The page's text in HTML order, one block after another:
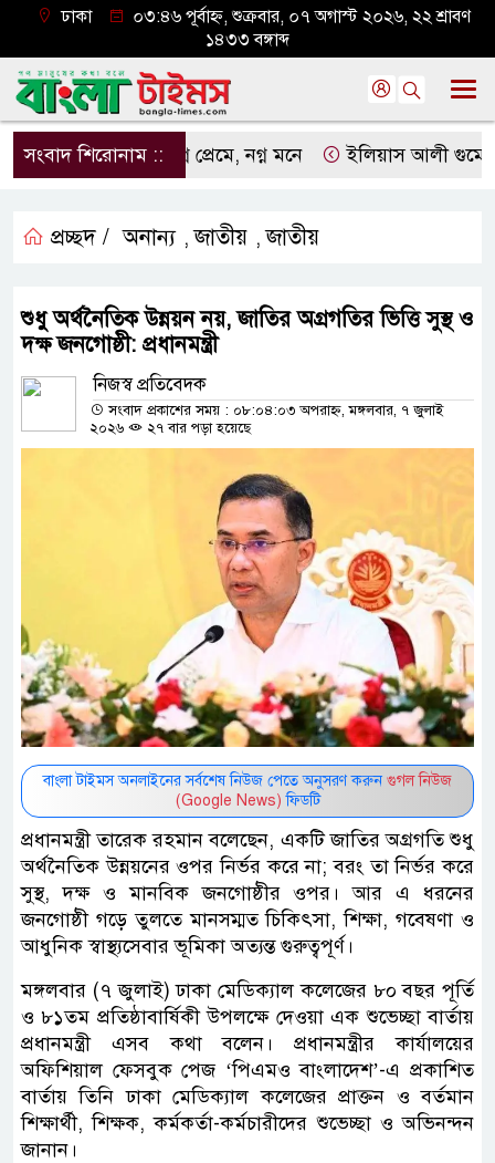
ঢাকা
০৩:৪৬ পূর্বাহ্ন, শুক্রবার, ০৭ অগাস্ট ২০২৬, ২২ শ্রাবণ
১৪৩৩ বঙ্গাব্দ
সংবাদ শিরোনাম ::নগ্ন প্রেমে, নগ্ন মনে ইলিয়াস আলী গুমের ঘটনা
প্রচ্ছদ / অনান্য ,জাতীয় ,জাতীয়
শুধু অর্থনৈতিক উন্নয়ন নয়, জাতির অগ্রগতির ভিত্তি সুস্থ ও
দক্ষ জনগোষ্ঠী: প্রধানমন্ত্রী
নিজস্ব প্রতিবেদক
সংবাদ প্রকাশের সময় : ০৮:০৪:০৩ অপরাহ্ন, মঙ্গলবার, ৭ জুলাই
২০২৬
২৭ বার পড়া হয়েছে
বাংলা টাইমস অনলাইনের সর্বশেষ নিউজ পেতে অনুসরণ করুন গুগল নিউজ
(Google News) ফিডটি
প্রধানমন্ত্রী তারেক রহমান বলেছেন, একটি জাতির অগ্রগতি শুধু
অর্থনৈতিক উন্নয়নের ওপর নির্ভর করে না; বরং তা নির্ভর করে
সুস্থ, দক্ষ ও মানবিক জনগোষ্ঠীর ওপর। আর এ ধরনের
জনগোষ্ঠী গড়ে তুলতে মানসম্মত চিকিৎসা, শিক্ষা, গবেষণা ও
আধুনিক স্বাস্থ্যসেবার ভূমিকা অত্যন্ত গুরুত্বপূর্ণ।
মঙ্গলবার (৭ জুলাই) ঢাকা মেডিক্যাল কলেজের ৮০ বছর পূর্তি
ও ৮১তম প্রতিষ্ঠাবার্ষিকী উপলক্ষে দেওয়া এক শুভেচ্ছা বার্তায়
প্রধানমন্ত্রী এসব কথা বলেন। প্রধানমন্ত্রীর কার্যালয়ের
অফিশিয়াল ফেসবুক পেজ ‘পিএমও বাংলাদেশ’-এ প্রকাশিত
বার্তায় তিনি ঢাকা মেডিক্যাল কলেজের প্রাক্তন ও বর্তমান
শিক্ষার্থী, শিক্ষক, কর্মকর্তা-কর্মচারীদের শুভেচ্ছা ও অভিনন্দন
জানান।